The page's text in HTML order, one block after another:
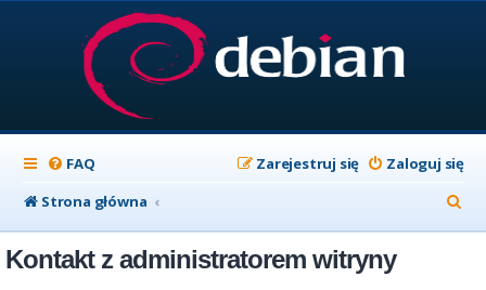
FAQ Zaloguj się
Zarejestruj się
Strona główna
z
Kontakt z administratorem witryny